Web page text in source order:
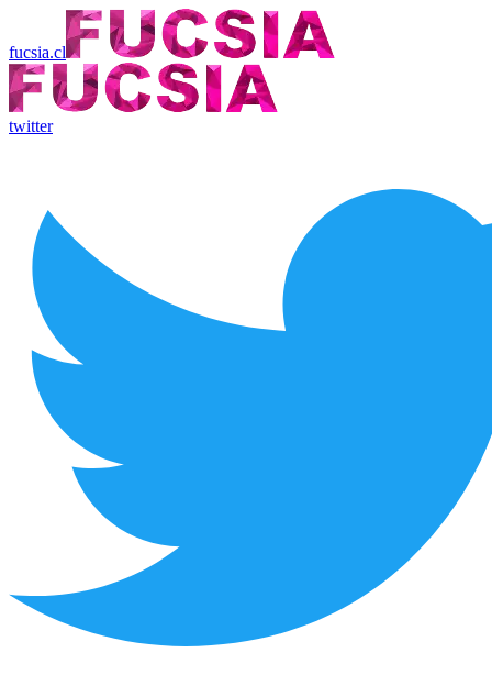
fucsia.cl
twitter